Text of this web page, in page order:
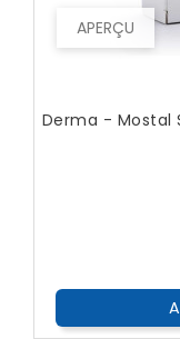
APERÇU
Derma - Mostal